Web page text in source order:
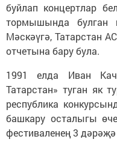
буйлап концертлар
тормышында
Мәскәүгә, Татарстан
отчетына бару була.
1991 елда Иван
Татарстан» туган як
республика
башкару осталыгы
фестиваленең 3